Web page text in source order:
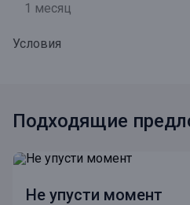
1 месяц
Условия
Подходящие
Не упусти момент